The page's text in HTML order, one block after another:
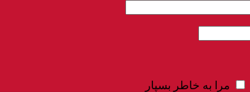
مرا به خاطر بسپار